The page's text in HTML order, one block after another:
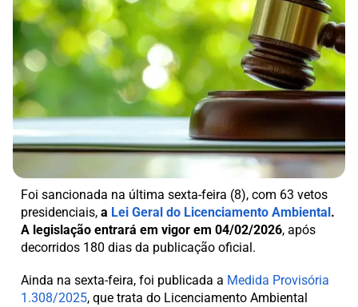
Foi sancionada na última sexta-feira (8), com 63 vetos
presidenciais, a Lei Geral do Licenciamento Ambiental.
A legislação entrará em vigor em 04/02/2026, após
decorridos 180 dias da publicação oficial.
Ainda na sexta-feira, foi publicada a Medida Provisória
1.308/2025, que trata do Licenciamento Ambiental